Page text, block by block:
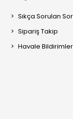
Sıkça Sorulan
Sipariş Takip
Havale